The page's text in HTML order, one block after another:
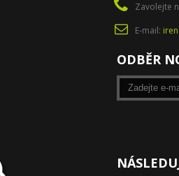
Zavolejte
E-mail:
ODBĚR